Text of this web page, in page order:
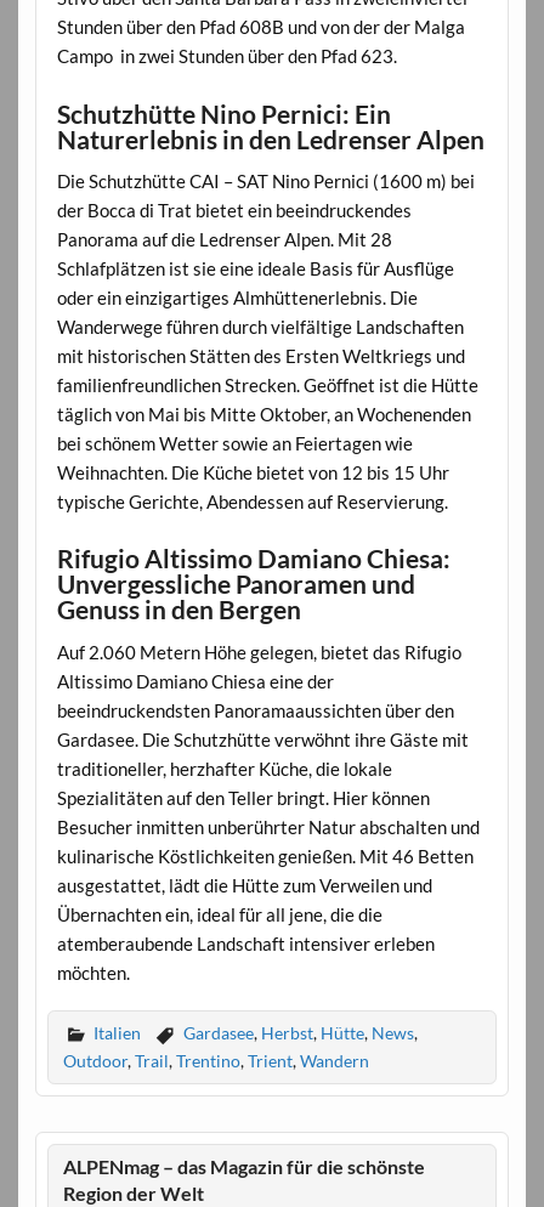
Stunden über den Pfad 608B und von der der Malga
Campo in zwei Stunden über den Pfad 623.
Schutzhütte Nino Pernici: Ein
Naturerlebnis in den Ledrenser Alpen
Die Schutzhütte CAI – SAT Nino Pernici (1600 m) bei
der Bocca di Trat bietet ein beeindruckendes
Panorama auf die Ledrenser Alpen. Mit 28
Schlafplätzen ist sie eine ideale Basis für Ausflüge
oder ein einzigartiges Almhüttenerlebnis. Die
Wanderwege führen durch vielfältige Landschaften
mit historischen Stätten des Ersten Weltkriegs und
familienfreundlichen Strecken. Geöffnet ist die Hütte
täglich von Mai bis Mitte Oktober, an Wochenenden
bei schönem Wetter sowie an Feiertagen wie
Weihnachten. Die Küche bietet von 12 bis 15 Uhr
typische Gerichte, Abendessen auf Reservierung.
Rifugio Altissimo Damiano Chiesa:
Unvergessliche Panoramen und
Genuss in den Bergen
Auf 2.060 Metern Höhe gelegen, bietet das Rifugio
Altissimo Damiano Chiesa eine der
beeindruckendsten Panoramaaussichten über den
Gardasee. Die Schutzhütte verwöhnt ihre Gäste mit
traditioneller, herzhafter Küche, die lokale
Spezialitäten auf den Teller bringt. Hier können
Besucher inmitten unberührter Natur abschalten und
kulinarische Köstlichkeiten genießen. Mit 46 Betten
ausgestattet, lädt die Hütte zum Verweilen und
Übernachten ein, ideal für all jene, die die
atemberaubende Landschaft intensiver erleben
möchten.
Italien Gardasee, Herbst, Hütte, News,
Outdoor,Trail,Trentino,Trient,Wandern
ALPENmag – das Magazin für die schönste
Region der Welt